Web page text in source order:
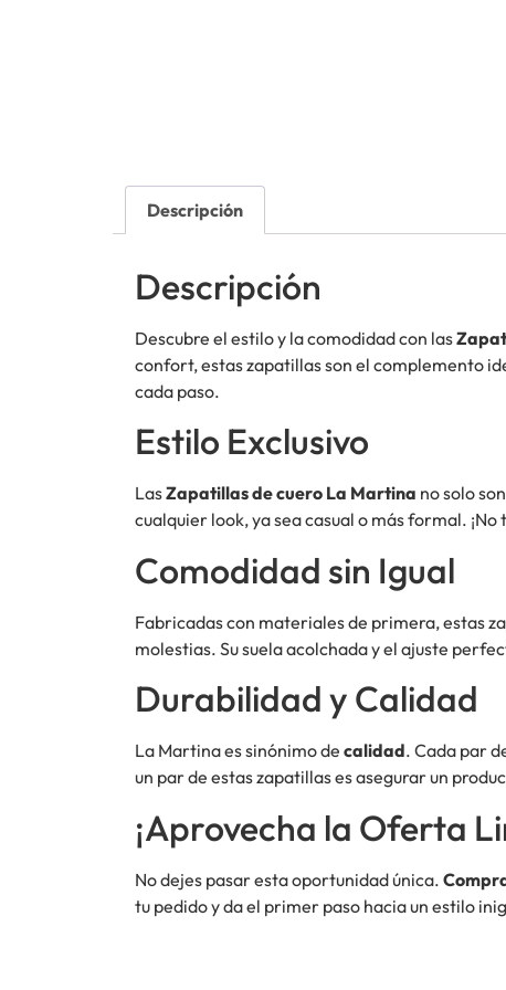
Descripción
Descripción
Descubre el estilo y la comodidad con las
confort, estas zapatillas son el complemento
cada paso.
Estilo Exclusivo
LasZapatillas de cuero La Martina no solo
cualquier look, ya sea casual o más formal.
Comodidad sin Igual
Fabricadas con materiales de primera, estas
molestias. Su suela acolchada y el ajuste
Durabilidad y Calidad
La Martina es sinónimo de calidad. Cada par
un par de estas zapatillas es asegurar un
¡Aprovecha la Oferta
No dejes pasar esta oportunidad única.
tu pedido y da el primer paso hacia un estilo